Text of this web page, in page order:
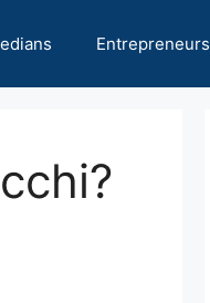
Entrepreneurs